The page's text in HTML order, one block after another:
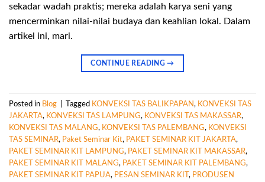
sekadar wadah praktis; mereka adalah karya seni yang
mencerminkan nilai-nilai budaya dan keahlian lokal. Dalam
artikel ini, mari.
CONTINUE READING→
Posted in Blog Tagged KONVEKSI TAS BALIKPAPAN, KONVEKSI TAS
JAKARTA, KONVEKSI TAS LAMPUNG, KONVEKSI TAS MAKASSAR,
KONVEKSI TAS MALANG, KONVEKSI TAS PALEMBANG, KONVEKSI
TAS SEMINAR, Paket Seminar Kit, PAKET SEMINAR KIT JAKARTA,
PAKET SEMINAR KIT LAMPUNG, PAKET SEMINAR KIT MAKASSAR,
PAKET SEMINAR KIT MALANG, PAKET SEMINAR KIT PALEMBANG,
PAKET SEMINAR KIT PAPUA, PESAN SEMINAR KIT , PRODUSEN